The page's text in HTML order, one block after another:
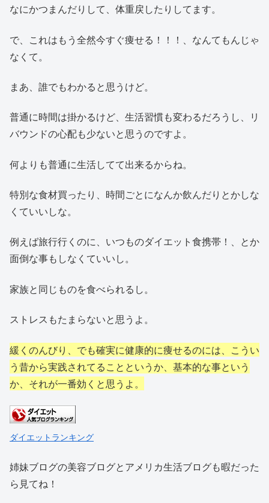
なにかつまんだりして、体重戻したりしてます。
で、これはもう全然今すぐ痩せる！！！、なんてもんじゃ
なくて。
まあ、誰でもわかると思うけど。
普通に時間は掛かるけど、生活習慣も変わるだろうし、リ
バウンドの心配も少ないと思うのですよ。
何よりも普通に生活してて出来るからね。
特別な食材買ったり、時間ごとになんか飲んだりとかしな
くていいしな。
例えば旅行行くのに、いつものダイエット食携帯！、とか
面倒な事もしなくていいし。
家族と同じものを食べられるし。
ストレスもたまらないと思うよ。
緩くのんびり、でも確実に健康的に痩せるのには、こうい
う昔から実践されてることというか、基本的な事という
か、それが一番効くと思うよ。
ダイエットランキング
姉妹ブログの美容ブログとアメリカ生活ブログも暇だった
ら見てね！